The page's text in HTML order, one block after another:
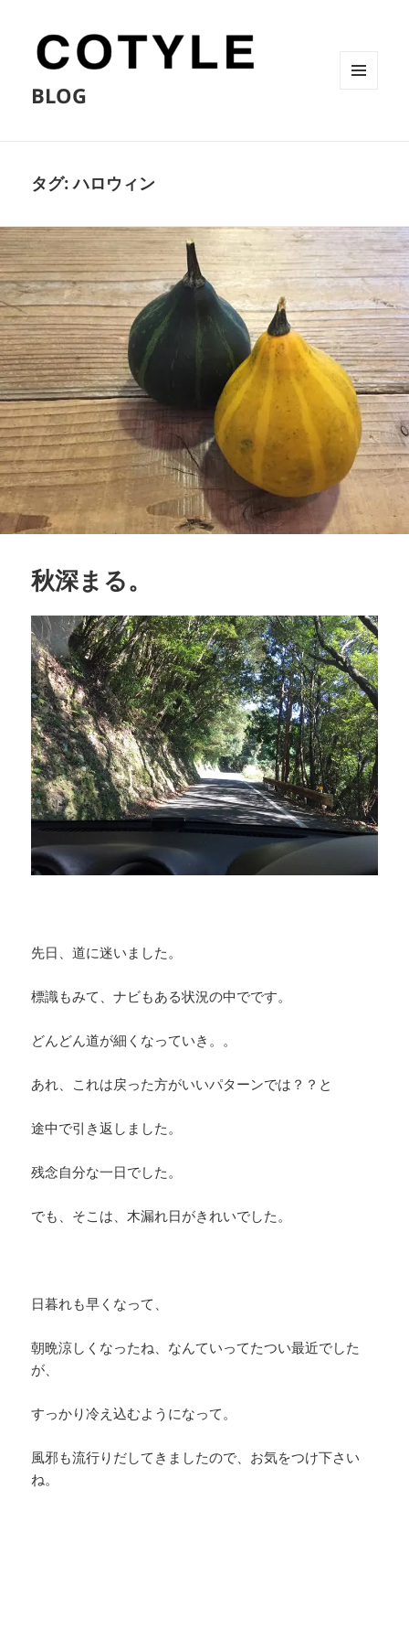
BLOG
タグ:ハロウィン
秋深まる。
先日、道に迷いました。
標識もみて、ナビもある状況の中でです。
どんどん道が細くなっていき。。
あれ、これは戻った方がいいパターンでは？？と
途中で引き返しました。
残念自分な一日でした。
でも、そこは、木漏れ日がきれいでした。
日暮れも早くなって、
朝晩涼しくなったね、なんていってたつい最近でした
が、
すっかり冷え込むようになって。
風邪も流行りだしてきましたので、お気をつけ下さい
ね。